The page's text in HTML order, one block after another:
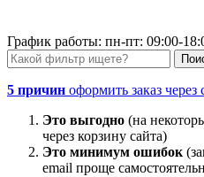
График работы: пн-пт: 09:00-
5 причин оформить заказ через
Это выгодно (на
через корзину сайта)
Это минимум ошибок
email проще